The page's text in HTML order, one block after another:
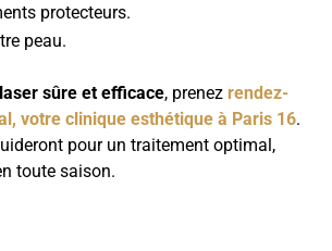
protecteurs.
peau.
sûre et efficace, prenez rendez-
votre clinique esthétique à Paris 16.
pour un traitement optimal,
toute saison.